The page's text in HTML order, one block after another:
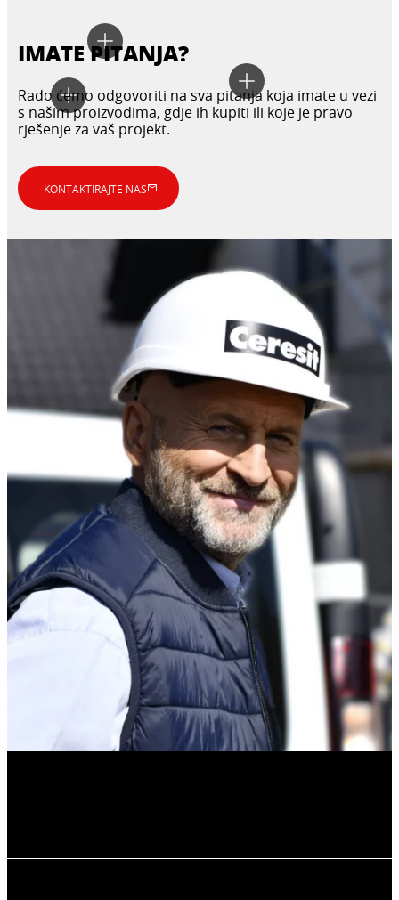
IMATE PITANJA?
Rado ćemo odgovoriti na sva pitanja koja imate u vezi
s našim proizvodima, gdje ih kupiti ili koje je pravo
rješenje za vaš projekt.
KONTAKTIRAJTE NAS